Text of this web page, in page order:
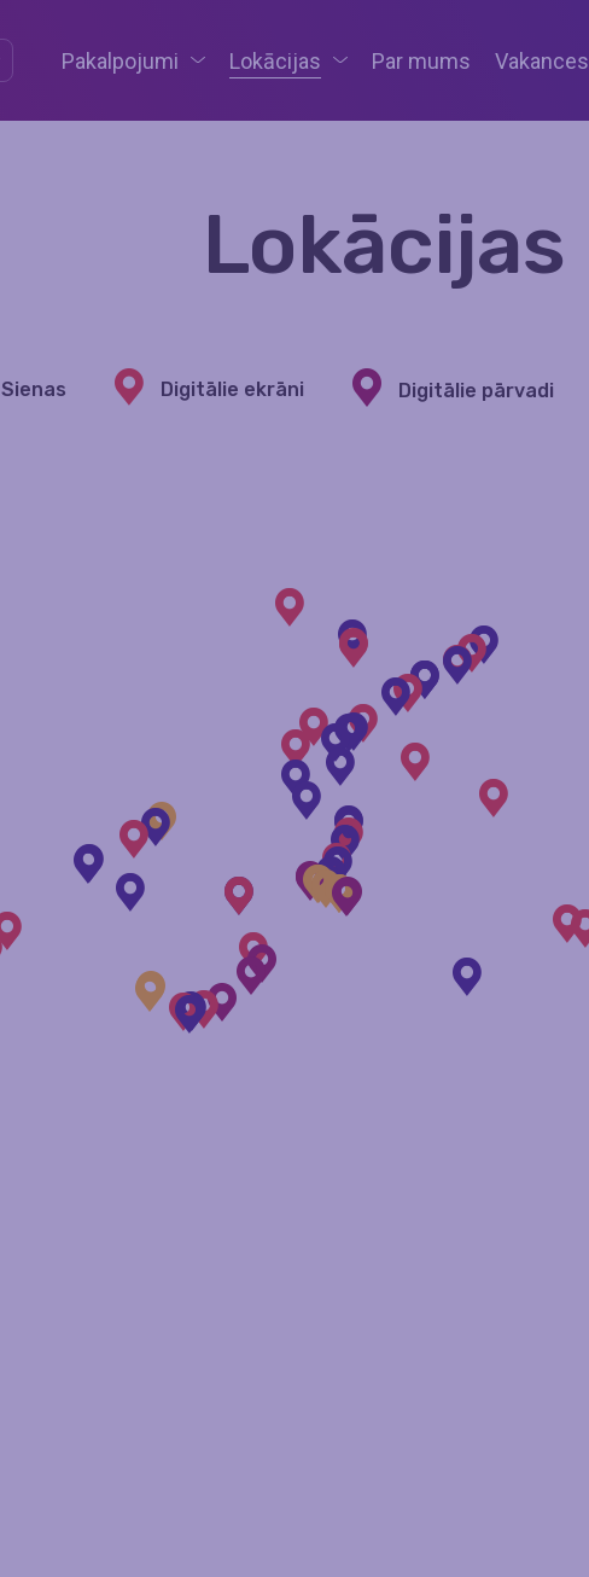
Pakalpojumi Lokācijas Par mums Vakances
Lokācijas
Sienas Digitālie ekrāni Digitālie pārvadi